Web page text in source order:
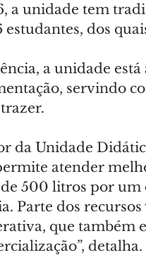
a unidade tem
dos
a unidade
servindo
da Unidade
atender
500 litros por
Parte dos
que também
detalha.